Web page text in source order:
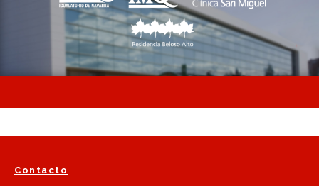
Contacto